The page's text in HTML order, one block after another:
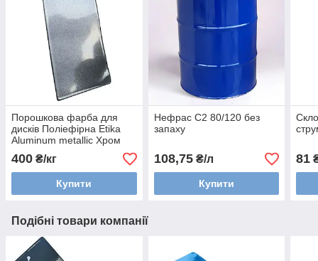
Порошкова фарба для
дисків Поліефірна Etika
Aluminum metallic Хром
металік
400 ₴/кг
Купити
Нефрас С2 80/120 без
запаху
108,75₴/л
Купити
81
Подібні товари компанії